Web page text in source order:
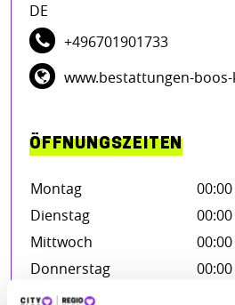
DE
+496701901733
www.bestattungen-
ÖFFNUNGSZEITEN
Montag
Dienstag
Mittwoch
Donnerstag
Freitag